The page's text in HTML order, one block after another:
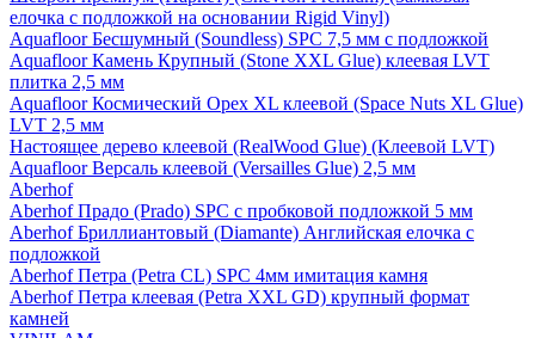
елочка с подложкой на основании Rigid Vinyl)
Aquafloor Бесшумный (Soundless) SPC 7,5 мм с подложкой
Aquafloor Камень Крупный (Stone XXL Glue) клеевая LVT
плитка 2,5 мм
Aquafloor Космический Орех XL клеевой (Space Nuts XL Glue)
LVT 2,5 мм
Настоящее дерево клеевой (RealWood Glue) (Клеевой LVT)
Aquafloor Версаль клеевой (Versailles Glue) 2,5 мм
Aberhof
Aberhof Прадо (Prado) SPC с пробковой подложкой 5 мм
Aberhof Бриллиантовый (Diamante) Английская елочка с
подложкой
Aberhof Петра (Petra CL) SPC 4мм имитация камня
Aberhof Петра клеевая (Petra XXL GD) крупный формат
камней